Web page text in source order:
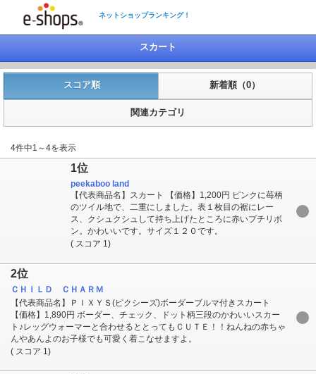
ネットショップランキング！
スカート
スコア順 新着順（0）
関連カテゴリ
4件中1～4を表示
1位
peekaboo land
【代表商品名】スカート 【価格】1,200円 ピンクに苺柄
のツイル地で、二重にしました。表１枚目の裾にレー
ス、クシュクシュして持ち上げたところに赤いプチリボ
ン。かわいいです。サイズ１２０です。
( スコア 1)
2位
ＣＨＩＬＤ ＣＨＡＲＭ
【代表商品名】ＰＩＸＹＳ(ピクシーズ)ボーダーブルマ付きスカート
【価格】1,890円 ボーダー、チェック、ドット柄三段のかわいいスカー
ト♪レッグウォーマーと合わせるととってもＣＵＴＥ！！ねんねの赤ちゃ
んやあんよのお子様でも可愛く着こなせますよ。
( スコア 1)